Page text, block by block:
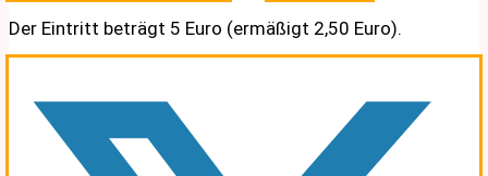
Der Eintritt beträgt 5 Euro (ermäßigt 2,50 Euro).